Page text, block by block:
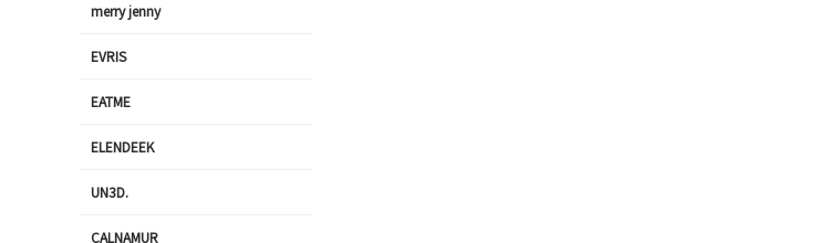
merry jenny
EVRIS
EATME
ELENDEEK
UN3D.
CALNAMUR